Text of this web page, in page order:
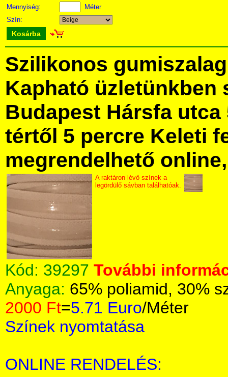
Mennyiség:
Méter
Szín:
Kosárba
Szilikonos
Kapható üzletünkben
Budapest Hársfa utca
tértől 5 percre Keleti
megrendelhető
A raktáron lévő színek a
legördülő sávban találhatóak.
Kód: 39297 További
Anyaga: 65% poliamid, 30%
2000 Ft=5.71 Euro/Méter
Színek nyomtatása
ONLINE RENDELÉS: